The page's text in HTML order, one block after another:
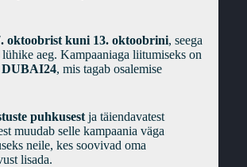
oktoobrist kuni 13. oktoobrini, seega
aeg. Kampaaniaga liitumiseks on
DUBAI24, mis tagab osalemise
puhkusest ja täiendavatest
muudab selle kampaania väga
neile, kes soovivad oma
lisada.